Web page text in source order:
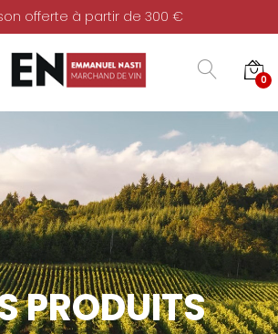
offerte à partir de 300 €
0
PRODUITS